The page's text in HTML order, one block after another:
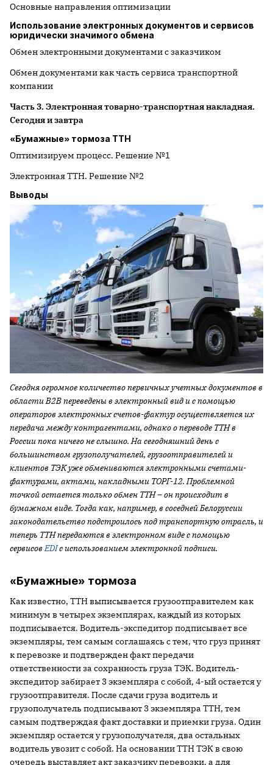
Основные направления оптимизации
Использование электронных документов и сервисов
юридически значимого обмена
Обмен электронными документами с заказчиком
Обмен документами как часть сервиса транспортной
компании
Часть 3. Электронная товарно-транспортная накладная.
Сегодня и завтра
«Бумажные» тормоза ТТН
Оптимизируем процесс. Решение №1
Электронная ТТН. Решение №2
Выводы
Сегодня огромное количество первичных учетных документов в
областиB2B переведены в электронный вид и с помощью
операторов электронных счетов-фактур осуществляется их
передача между контрагентами, однако о переводе ТТН в
России пока ничего не слышно. На сегодняшний день с
большинством грузополучателей, грузоотправителей и
клиентов ТЭК уже обмениваются электронными счетами-
фактурами, актами, накладными ТОРГ-12. Проблемной
точкой остается только обмен ТТН – он происходит в
бумажном виде. Тогда как, например, в соседней Белоруссии
законодательство подстроилось под транспортную отрасль, и
теперь ТТН передаются в электронном виде с помощью
сервисовEDIс использованием электронной подписи.
«Бумажные» тормоза
Как известно, ТТН выписывается грузоотправителем как
минимум в четырех экземплярах, каждый из которых
подписывается. Водитель-экспедитор подписывает все
экземпляры, тем самым соглашаясь с тем, что груз принят
к перевозке и подтвержден факт передачи
ответственности за сохранность груза ТЭК. Водитель-
экспедитор забирает 3 экземпляра с собой, 4-ый остается у
грузоотправителя. После сдачи груза водитель и
грузополучатель подписывают 3 экземпляра ТТН, тем
самым подтверждая факт доставки и приемки груза. Один
экземпляр остается у грузополучателя, два остальных
водитель увозит с собой. На основании ТТН ТЭК в свою
очередь выставляет акт заказчику перевозки, а для